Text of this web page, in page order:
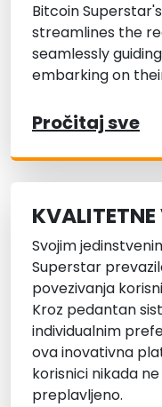
Bitcoin
streamlines the
seamlessly
embarking on
Pročitaj sve
KVALITETNE
Svojim
Superstar
povezivanja
Kroz pedantan
individualnim
ova inovativna
korisnici nikada
preplavljeno.